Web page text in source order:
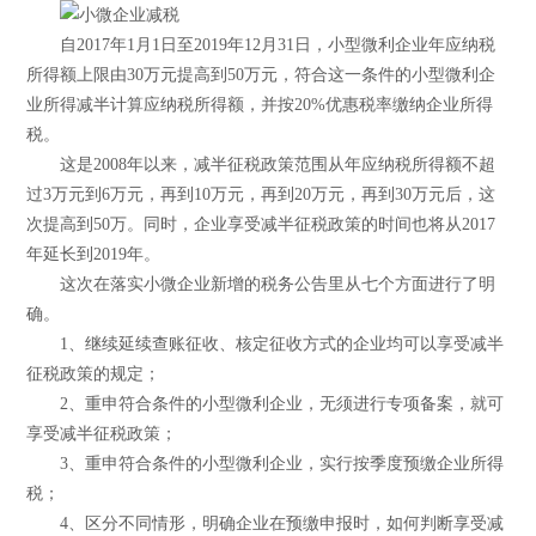
自2017年1月1日至2019年12月31日，小型微利企业年应纳税
所得额上限由30万元提高到50万元，符合这一条件的小型微利企
业所得减半计算应纳税所得额，并按20%优惠税率缴纳企业所得
税。
这是2008年以来，减半征税政策范围从年应纳税所得额不超
过3万元到6万元，再到10万元，再到20万元，再到30万元后，这
次提高到50万。同时，企业享受减半征税政策的时间也将从2017
年延长到2019年。
这次在落实小微企业新增的税务公告里从七个方面进行了明
确。
1、继续延续查账征收、核定征收方式的企业均可以享受减半
征税政策的规定；
2、重申符合条件的小型微利企业，无须进行专项备案，就可
享受减半征税政策；
3、重申符合条件的小型微利企业，实行按季度预缴企业所得
税；
4、区分不同情形，明确企业在预缴申报时，如何判断享受减